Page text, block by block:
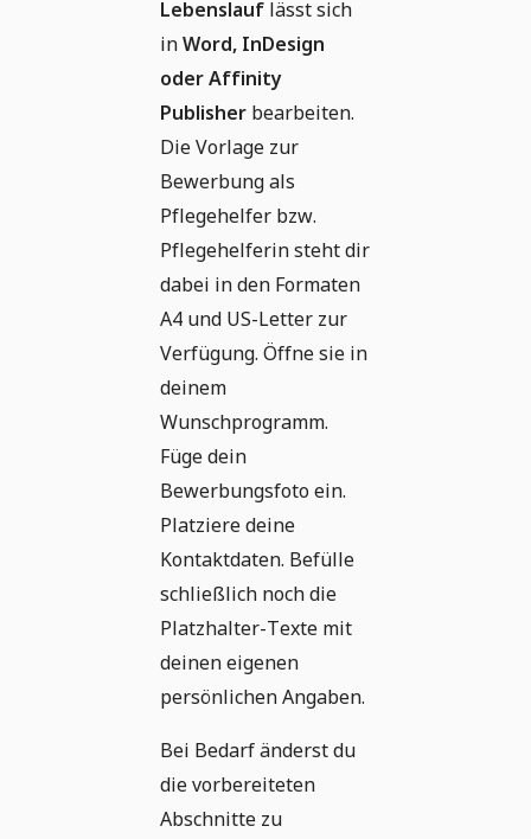
Lebenslauf lässt sich
inWord, InDesign
oder Affinity
Publisher bearbeiten.
Die Vorlage zur
Bewerbung als
Pflegehelfer bzw.
Pflegehelferin steht dir
dabei in den Formaten
A4 und US-Letter zur
Verfügung. Öffne sie in
deinem
Wunschprogramm.
Füge dein
Bewerbungsfoto ein.
Platziere deine
Kontaktdaten. Befülle
schließlich noch die
Platzhalter-Texte mit
deinen eigenen
persönlichen Angaben.
Bei Bedarf änderst du
die vorbereiteten
Abschnitte zu